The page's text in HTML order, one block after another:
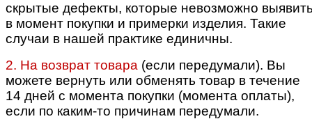
скрытые дефекты, которые невозможно
в момент покупки и примерки изделия. Такие
случаи в нашей практике единичны.
2. На возврат товара (если передумали). Вы
можете вернуть или обменять товар в течение
14 дней с момента покупки (момента оплаты),
если по каким-то причинам передумали.